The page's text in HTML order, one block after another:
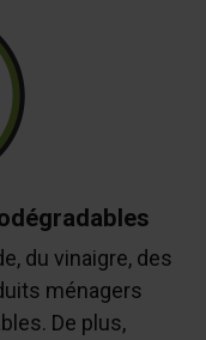
du vinaigre, des
ménagers
De plus,